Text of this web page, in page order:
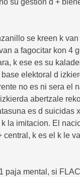
su gestion d +
se kreen k
a fagocitar kon 4
k ese es su
elektoral d
no es ni sera el
abertzale
es d suicidas
la imitacion. El
central, k es el k le
paja mental, si